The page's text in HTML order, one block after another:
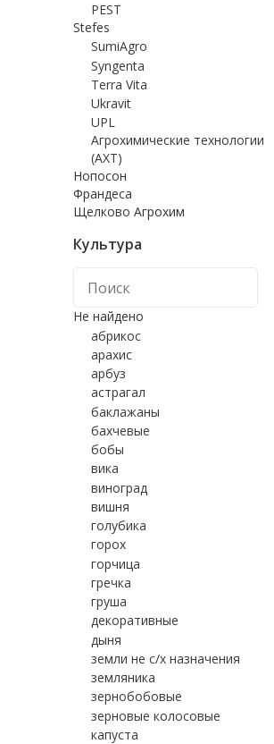
PEST
Stefes
SumiAgro
Syngenta
Terra Vita
Ukravit
UPL
Агрохимические технологии
(АХТ)
Нопосон
Франдеса
Щелково Агрохим
Культура
Не найдено
абрикос
арахис
арбуз
астрагал
баклажаны
бахчевые
бобы
вика
виноград
вишня
голубика
горох
горчица
гречка
груша
декоративные
дыня
земли не с/х назначения
земляника
зернобобовые
зерновые колосовые
капуста